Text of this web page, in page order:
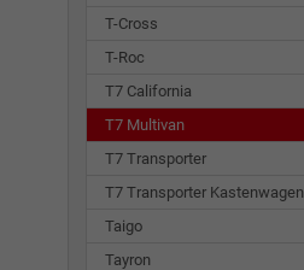
T-Cross
T-Roc
T7 California
T7 Multivan
T7 Transporter
T7 Transporter Kastenwagen
Taigo
Tayron